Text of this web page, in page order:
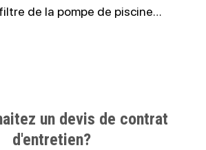
de la pompe de piscine…
un devis de contrat
d'entretien?